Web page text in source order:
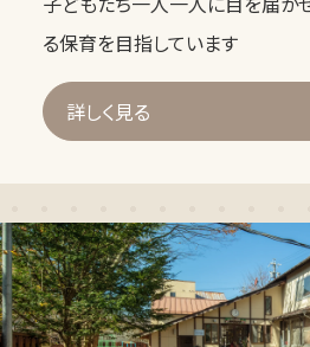
る保育を目指しています
詳しく見る